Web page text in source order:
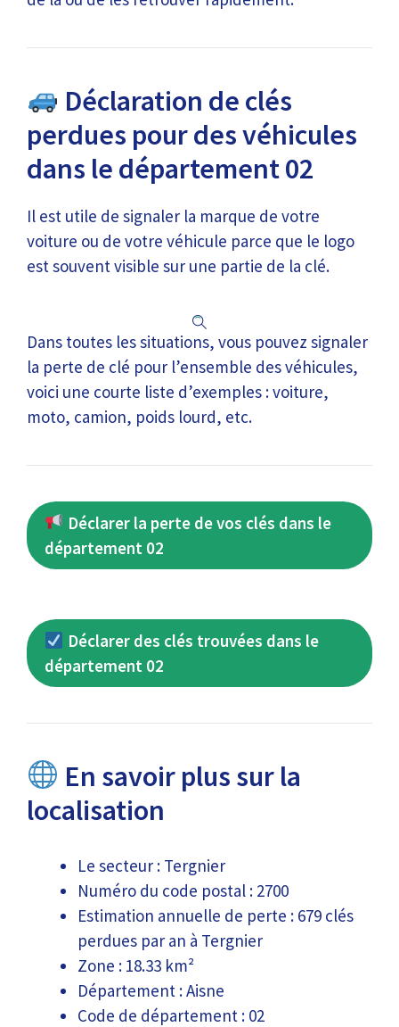
Déclaration de clés
perdues pour des véhicules
dans le département 02
Il est utile de signaler la marque de votre
voiture ou de votre véhicule parce que le logo
est souvent visible sur une partie de la clé.
Dans toutes les situations, vous pouvez signaler
la perte de clé pour l’ensemble des véhicules,
voici une courte liste d’exemples : voiture,
moto, camion, poids lourd, etc.
Déclarer la perte de vos clés dans le
département 02
Déclarer des clés trouvées dans le
département 02
En savoir plus sur la
localisation
Le secteur : Tergnier
Numéro du code postal : 2700
Estimation annuelle de perte : 679 clés
perdues par an à Tergnier
Zone : 18.33 km²
Département : Aisne
Code de département : 02